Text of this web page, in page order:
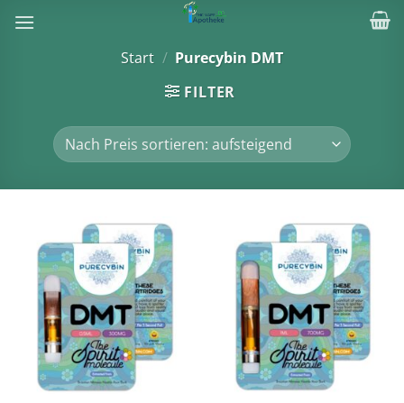
Inhalt
Start / Purecybin DMT
FILTER